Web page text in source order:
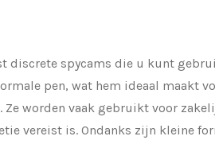
discrete spycams die u kunt
pen, wat hem ideaal maakt
worden vaak gebruikt voor
vereist is. Ondanks zijn kleine